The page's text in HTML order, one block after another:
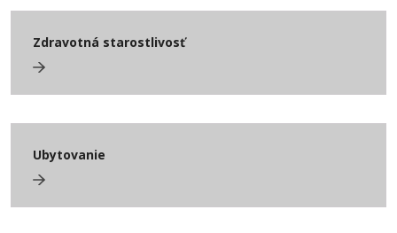
Zdravotná starostlivosť
Ubytovanie